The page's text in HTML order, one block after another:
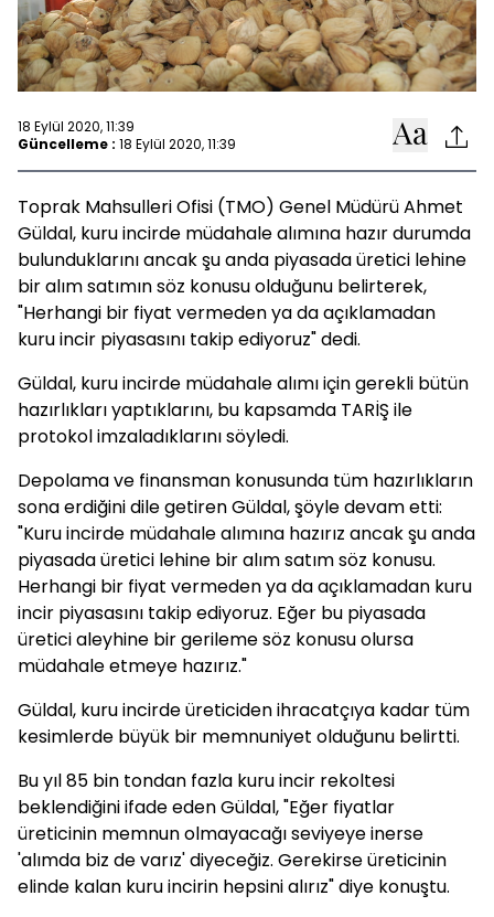
18 Eylül 2020, 11:39
Güncelleme : 18 Eylül 2020, 11:39
Toprak Mahsulleri Ofisi (TMO) Genel Müdürü Ahmet
Güldal, kuru incirde müdahale alımına hazır durumda
bulunduklarını ancak şu anda piyasada üretici lehine
bir alım satımın söz konusu olduğunu belirterek,
"Herhangi bir fiyat vermeden ya da açıklamadan
kuru incir piyasasını takip ediyoruz" dedi.
Güldal, kuru incirde müdahale alımı için gerekli bütün
hazırlıkları yaptıklarını, bu kapsamda TARİŞ ile
protokol imzaladıklarını söyledi.
Depolama ve finansman konusunda tüm hazırlıkların
sona erdiğini dile getiren Güldal, şöyle devam etti:
"Kuru incirde müdahale alımına hazırız ancak şu anda
piyasada üretici lehine bir alım satım söz konusu.
Herhangi bir fiyat vermeden ya da açıklamadan kuru
incir piyasasını takip ediyoruz. Eğer bu piyasada
üretici aleyhine bir gerileme söz konusu olursa
müdahale etmeye hazırız."
Güldal, kuru incirde üreticiden ihracatçıya kadar tüm
kesimlerde büyük bir memnuniyet olduğunu belirtti.
Bu yıl 85 bin tondan fazla kuru incir rekoltesi
beklendiğini ifade eden Güldal, "Eğer fiyatlar
üreticinin memnun olmayacağı seviyeye inerse
'alımda biz de varız' diyeceğiz. Gerekirse üreticinin
elinde kalan kuru incirin hepsini alırız" diye konuştu.